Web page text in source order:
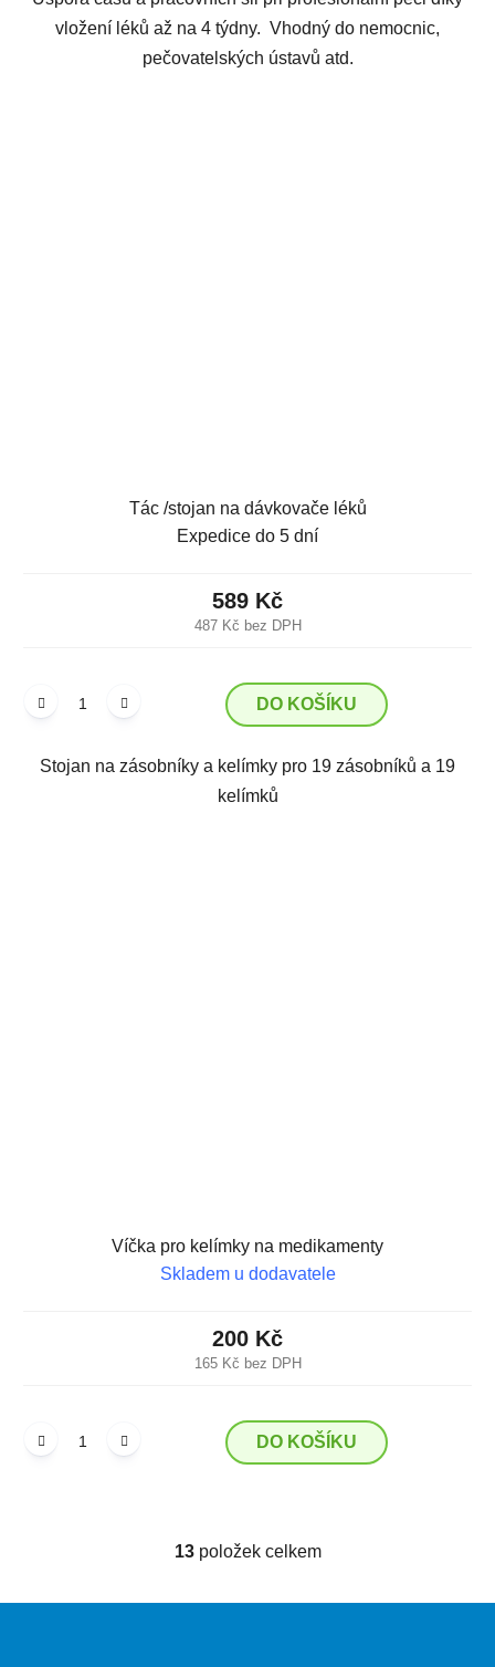
vložení léků až na 4 týdny. Vhodný do nemocnic,
pečovatelských ústavů atd.
Tác /stojan na dávkovače léků
Expedice do 5 dní
487 Kč bez DPH
589 Kč
DO KOŠÍKU
Stojan na zásobníky a kelímky pro 19 zásobníků a 19
kelímků
Víčka pro kelímky na medikamenty
Skladem u dodavatele
165 Kč bez DPH
200 Kč
DO KOŠÍKU
O
l
13položek celkem